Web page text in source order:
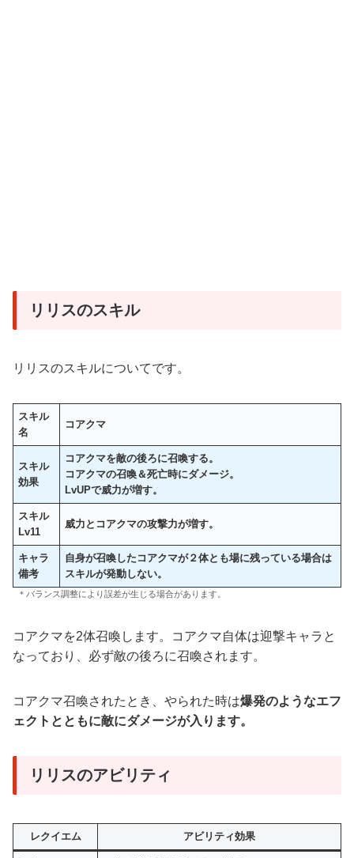
リリスのスキル
リリスのスキルについてです。
スキル
名
コアクマ
スキル
効果
コアクマを敵の後ろに召喚する。
コアクマの召喚＆死亡時にダメージ。
LvUPで威力が増す。
スキル
Lv11
威力とコアクマの攻撃力が増す。
キャラ
備考
自身が召喚したコアクマが２体とも場に残っている場合は
スキルが発動しない。
＊バランス調整により誤差が生じる場合があります。
コアクマを2体召喚します。コアクマ自体は迎撃キャラと
なっており、必ず敵の後ろに召喚されます。
コアクマ召喚されたとき、やられた時は爆発のようなエフ
ェクトとともに敵にダメージが入ります。
リリスのアビリティ
レクイエム アビリティ効果